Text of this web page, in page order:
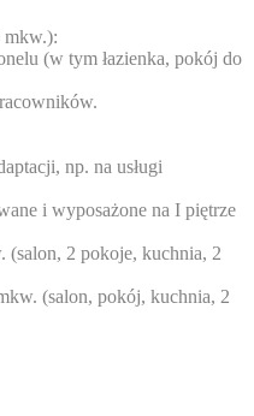
mkw.):
(w tym łazienka, pokój do
np. na usługi
i wyposażone na I piętrze
(salon, 2 pokoje, kuchnia, 2
(salon, pokój, kuchnia, 2